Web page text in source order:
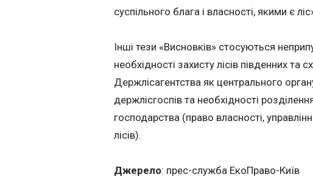
суспільного блага і власності, якими є
Інші тези «Висновків» стосуються
необхідності захисту лісів південних та
Держлісагентства як центрального
держлісгоспів та необхідності
господарства (право власності,
лісів).
Джерело: прес-служба ЕкоПраво-Київ